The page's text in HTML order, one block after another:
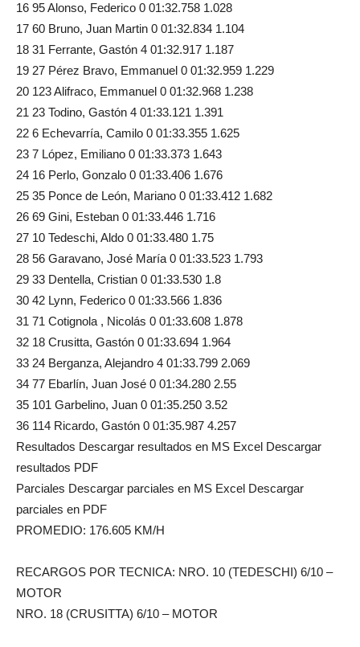
16 95 Alonso, Federico 0 01:32.758 1.028
17 60 Bruno, Juan Martin 0 01:32.834 1.104
18 31 Ferrante, Gastón 4 01:32.917 1.187
19 27 Pérez Bravo, Emmanuel 0 01:32.959 1.229
20 123 Alifraco, Emmanuel 0 01:32.968 1.238
21 23 Todino, Gastón 4 01:33.121 1.391
22 6 Echevarría, Camilo 0 01:33.355 1.625
23 7 López, Emiliano 0 01:33.373 1.643
24 16 Perlo, Gonzalo 0 01:33.406 1.676
25 35 Ponce de León, Mariano 0 01:33.412 1.682
26 69 Gini, Esteban 0 01:33.446 1.716
27 10 Tedeschi, Aldo 0 01:33.480 1.75
28 56 Garavano, José María 0 01:33.523 1.793
29 33 Dentella, Cristian 0 01:33.530 1.8
30 42 Lynn, Federico 0 01:33.566 1.836
31 71 Cotignola , Nicolás 0 01:33.608 1.878
32 18 Crusitta, Gastón 0 01:33.694 1.964
33 24 Berganza, Alejandro 4 01:33.799 2.069
34 77 Ebarlín, Juan José 0 01:34.280 2.55
35 101 Garbelino, Juan 0 01:35.250 3.52
36 114 Ricardo, Gastón 0 01:35.987 4.257
Resultados Descargar resultados en MS Excel Descargar
resultados PDF
Parciales Descargar parciales en MS Excel Descargar
parciales en PDF
PROMEDIO: 176.605 KM/H
RECARGOS POR TECNICA: NRO. 10 (TEDESCHI) 6/10 –
MOTOR
NRO. 18 (CRUSITTA) 6/10 – MOTOR